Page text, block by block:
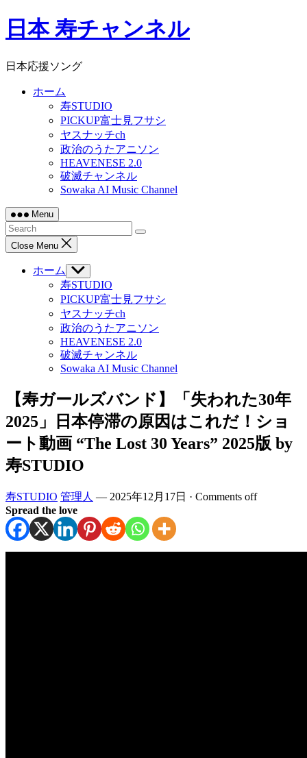
Skip
to日本 寿チャンネル
日本応援ソング
ホーム
寿STUDIO
PICKUP富士見フサシ
ヤスナッチch
政治のうたアニソン
HEAVENESE 2.0
破滅チャンネル
Sowaka AI Music Channel
Menu
Close Menu
ホーム
Show
sub
menu
寿STUDIO
PICKUP富士見フサシ
ヤスナッチch
政治のうたアニソン
HEAVENESE 2.0
破滅チャンネル
Sowaka AI Music Channel
【寿ガールズバンド】「失われた30年
2025」日本停滞の原因はこれだ！ショ
ート動画 “The Lost 30 Years” 2025版 by
寿STUDIO
寿STUDIO 管理人 — 2025年12月17日 · Comments off
Spread the love